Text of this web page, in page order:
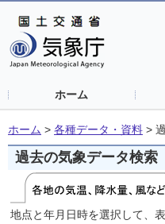
ホーム
ホーム > 各種データ・資料 >
過去の気象データ検索
地点と年月日時を選択して、